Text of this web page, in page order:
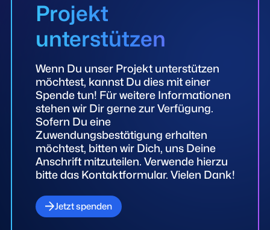
Projekt
unterstützen
Wenn Du unser Projekt unterstützen
möchtest, kannst Du dies mit einer
Spende tun! Für weitere Informationen
stehen wir Dir gerne zur Verfügung.
Sofern Du eine
Zuwendungsbestätigung erhalten
möchtest, bitten wir Dich, uns Deine
Anschrift mitzuteilen. Verwende hierzu
bitte das Kontaktformular. Vielen Dank!
Jetzt spenden